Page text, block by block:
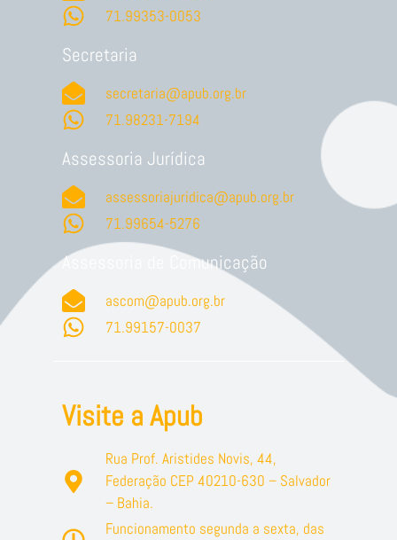
71.99353-0053
Secretaria
secretaria@apub.org.br
71.98231-7194
Assessoria Jurídica
assessoriajuridica@apub.org.br
71.99654-5276
Assessoria de Comunicação
ascom@apub.org.br
71.99157-0037
Visite a Apub
Rua Prof. Aristides Novis, 44,
Federação CEP 40210-630 – Salvador
– Bahia.
Funcionamento segunda a sexta, das